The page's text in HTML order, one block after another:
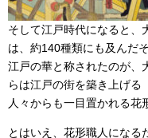
そして江戸時代になると、
は、約140種類にも及んだ
江戸の華と称されたのが、
らは江戸の街を築き上げる
人々からも一目置かれる花
とはいえ、花形職人になる